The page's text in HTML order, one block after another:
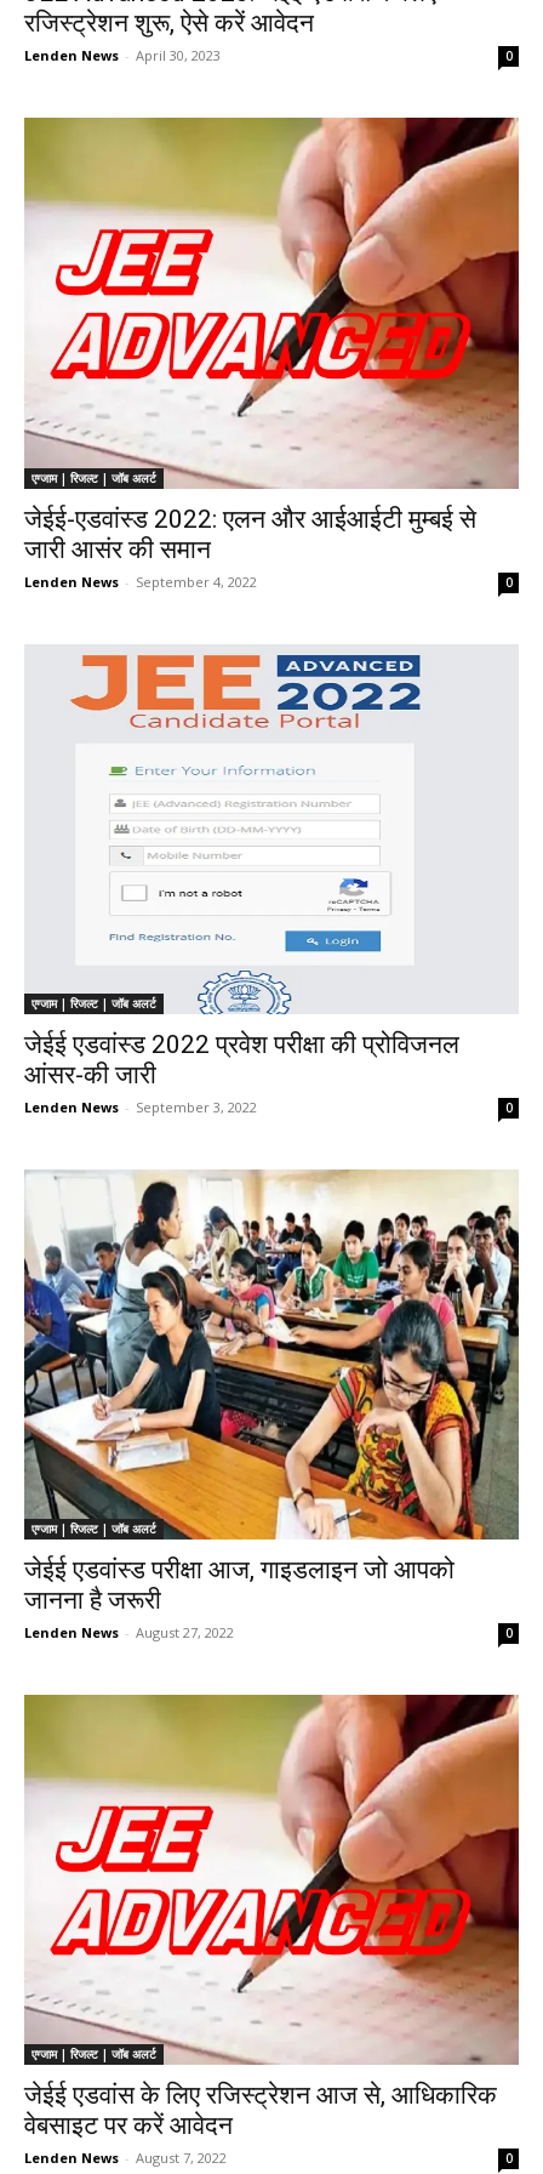
रजिस्ट्रेशन शुरू, ऐसे करें आवेदन
Lenden News - April 30, 2023 0
एग्जाम | रिजल्ट | जॉब अलर्ट
जेईई-एडवांस्ड 2022: एलन और आईआईटी मुम्बई से
जारी आसंर की समान
Lenden News - September 4, 2022 0
एग्जाम | रिजल्ट | जॉब अलर्ट
जेईई एडवांस्ड 2022 प्रवेश परीक्षा की प्रोविजनल
आंसर-की जारी
Lenden News - September 3, 2022 0
एग्जाम | रिजल्ट | जॉब अलर्ट
जेईई एडवांस्ड परीक्षा आज, गाइडलाइन जो आपको
जानना है जरूरी
Lenden News - August 27, 2022 0
एग्जाम | रिजल्ट | जॉब अलर्ट
जेईई एडवांस के लिए रजिस्ट्रेशन आज से, आधिकारिक
वेबसाइट पर करें आवेदन
Lenden News - August 7, 2022 0